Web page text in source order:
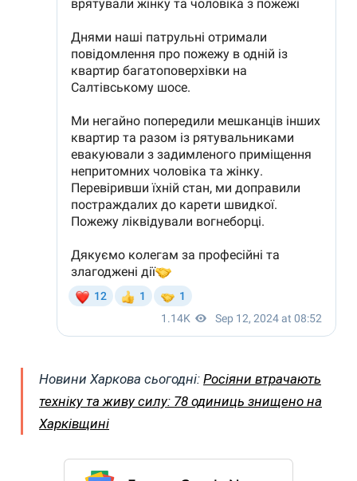
Новини Харкова сьогодні: Росіяни втрачають
техніку та живу силу: 78 одиниць знищено на
Харківщині